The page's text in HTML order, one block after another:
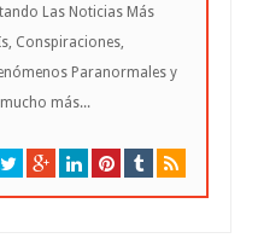
Las Noticias Más
Conspiraciones,
Paranormales y
más...